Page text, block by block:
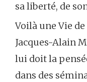
sa liberté, de
Voilà une Vie
Jacques-Alain
lui doit la
dans des